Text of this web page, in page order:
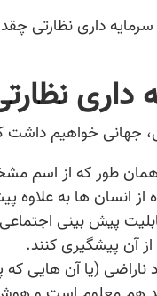
داری نظارتی
داری
جهانی خواهیم داشت
همان طور که از اسم
از انسان ها به
پیش بینی
از آن پیشگیری کنند.
ناراضی (یا آن هایی